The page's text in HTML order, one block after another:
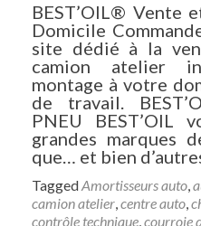
BEST’OIL® Vente
Domicile
site dédié à la
camion atelier
montage à votre
de travail.
PNEU BEST’OIL
grandes marques
que… et bien
TaggedAmortisseurs auto,
camion atelier,centre auto,
contrôle technique,courroie